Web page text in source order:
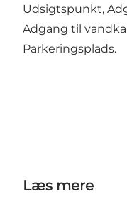
Udsigtspunkt,
Adgang til
Parkeringsplads.
Læs mere